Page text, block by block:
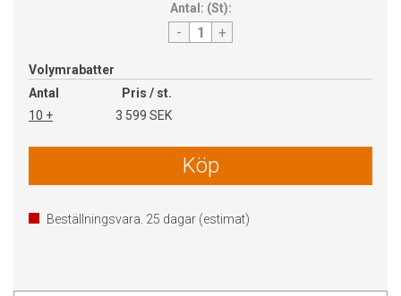
Antal: (St):
- +
Volymrabatter
Antal
Pris / st.
10 +
3 599 SEK
Köp
Beställningsvara. 25 dagar (estimat)